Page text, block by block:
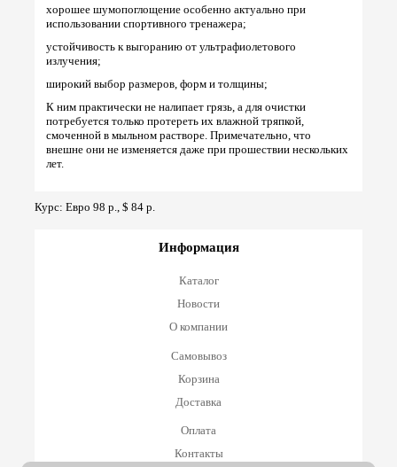
хорошее шумопоглощение особенно актуально при
использовании спортивного тренажера;
устойчивость к выгоранию от ультрафиолетового
излучения;
широкий выбор размеров, форм и толщины;
К ним практически не налипает грязь, а для очистки
потребуется только протереть их влажной тряпкой,
смоченной в мыльном растворе. Примечательно, что
внешне они не изменяется даже при прошествии нескольких
лет.
Курс: Евро 98 р., $ 84 р.
Информация
Каталог
Новости
О компании
Самовывоз
Корзина
Доставка
Оплата
Контакты